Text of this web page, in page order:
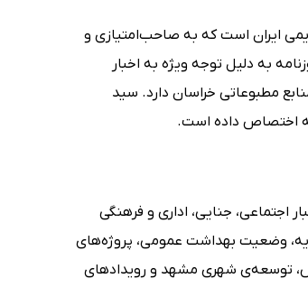
ایران است که به صاحب‌امتیازی و
به دلیل توجه ویژه به اخبار
مطبوعاتی خراسان دارد. سید
اختصاص داده است.
اجتماعی، جنایی، اداری و فرهنگی
وضعیت بهداشت عمومی، پروژه‌های
توسعه‌ی شهری مشهد و رویدادهای